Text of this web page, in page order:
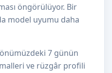
öngörülüyor. Bir
model uyumu daha
7 günün
ve rüzgâr profili